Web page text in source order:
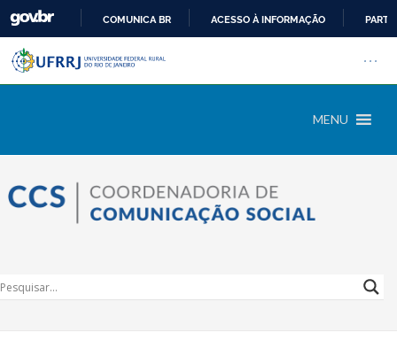
COMUNICA BR ACESSO À INFORMAÇÃO
Pular barra institucional
Barra institucional da
MENU